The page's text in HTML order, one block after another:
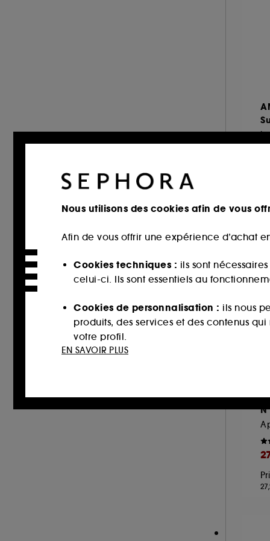
LES SECRETS DE LOLY (20)
MAISON FRANCIS KURKDJIAN (4)
MOROCCANOIL (31)
NUXE (14)
OUAI (30)
PRADA (2)
RARE BEAUTY (2)
RITUALS (3)
SHU UEMURA ART OF HAIR (29)
Nous utilisons des cookies afin de vous
Afin de vous offrir une expérience d’achat
Cookies techniques : ils sont
celui-ci. Ils sont essentiels au
Cookies de personnalisation : ils nous
produits, des services et des contenus
votre profil.
ils
Cookies de sécurisation des paiements
de votre prochaine visite sur le site sans
EN SAVOIR PLUS